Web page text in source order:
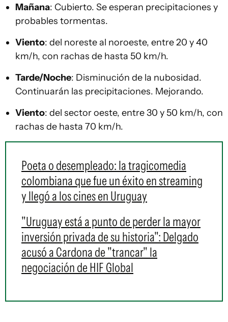
Mañana: Cubierto. Se esperan precipitaciones y
probables tormentas.
Viento: del noreste al noroeste, entre 20 y 40
km/h, con rachas de hasta 50 km/h.
Tarde/Noche: Disminución de la nubosidad.
Continuarán las precipitaciones. Mejorando.
Viento: del sector oeste, entre 30 y 50 km/h, con
rachas de hasta 70 km/h.
Poeta o desempleado: la tragicomedia
colombiana que fue un éxito en streaming
y llegó a los cines en Uruguay
"Uruguay está a punto de perder la mayor
inversión privada de su historia": Delgado
acusó a Cardona de "trancar" la
negociación de HIF Global